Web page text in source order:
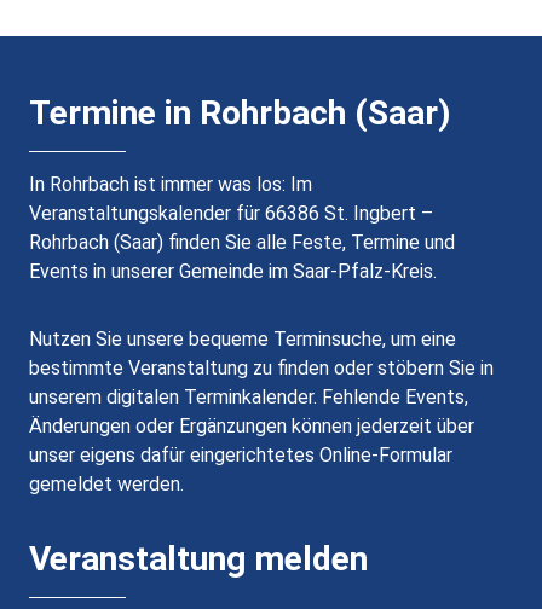
Termine in Rohrbach (Saar)
In Rohrbach ist immer was los: Im
Veranstaltungskalender für 66386 St. Ingbert –
Rohrbach (Saar) finden Sie alle Feste, Termine und
Events in unserer Gemeinde im Saar-Pfalz-Kreis.
Nutzen Sie unsere bequeme Terminsuche, um eine
bestimmte Veranstaltung zu finden oder stöbern Sie in
unserem digitalen Terminkalender. Fehlende Events,
Änderungen oder Ergänzungen können jederzeit über
unser eigens dafür eingerichtetes Online-Formular
gemeldet werden.
Veranstaltung melden